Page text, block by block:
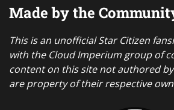
Made by the
This is an unofficial Star Citizen
with the Cloud Imperium group of
content on this site not authored
are property of their respective